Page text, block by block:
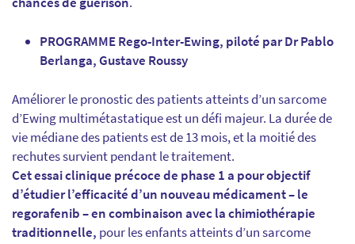
PROGRAMME Rego-Inter-Ewing, piloté par Dr Pablo
Berlanga, Gustave Roussy
Améliorer le pronostic des patients atteints d’un sarcome
d’Ewing multimétastatique est un défi majeur. La durée de
vie médiane des patients est de 13 mois, et la moitié des
rechutes survient pendant le traitement.
Cet essai clinique précoce de phase 1 a pour objectif
d’étudier l’efficacité d’un nouveau médicament – le
regorafenib – en combinaison avec la chimiothérapie
traditionnelle, pour les enfants atteints d’un sarcome